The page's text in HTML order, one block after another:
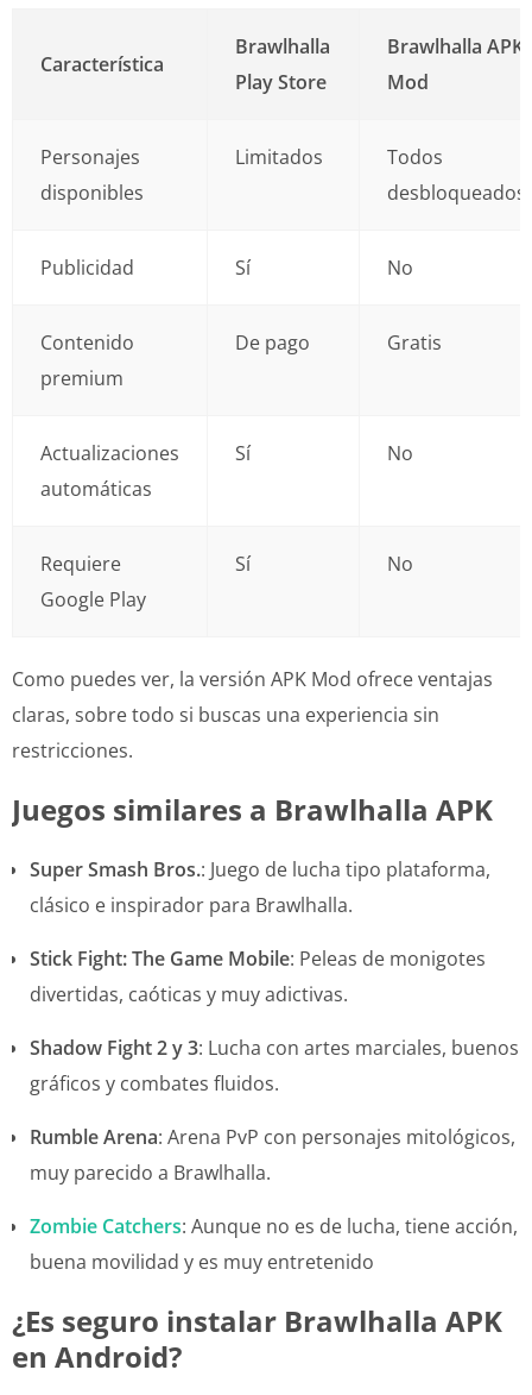
Característica
Brawlhalla
Play Store
Brawlhalla APK
Mod
Personajes
disponibles
Limitados
Todos
desbloqueados
Publicidad Sí No
Contenido
premium
De pago Gratis
Actualizaciones
automáticas
Sí No
Requiere
Google Play
Sí No
Como puedes ver, la versión APK Mod ofrece ventajas
claras, sobre todo si buscas una experiencia sin
restricciones.
Juegos similares a Brawlhalla APK
Super Smash Bros.: Juego de lucha tipo plataforma,
clásico e inspirador para Brawlhalla.
Stick Fight: The Game Mobile: Peleas de monigotes
divertidas, caóticas y muy adictivas.
Shadow Fight 2 y 3: Lucha con artes marciales, buenos
gráficos y combates fluidos.
Rumble Arena: Arena PvP con personajes mitológicos,
muy parecido a Brawlhalla.
Zombie Catchers: Aunque no es de lucha, tiene acción,
buena movilidad y es muy entretenido
¿Es seguro instalar Brawlhalla APK
en Android?